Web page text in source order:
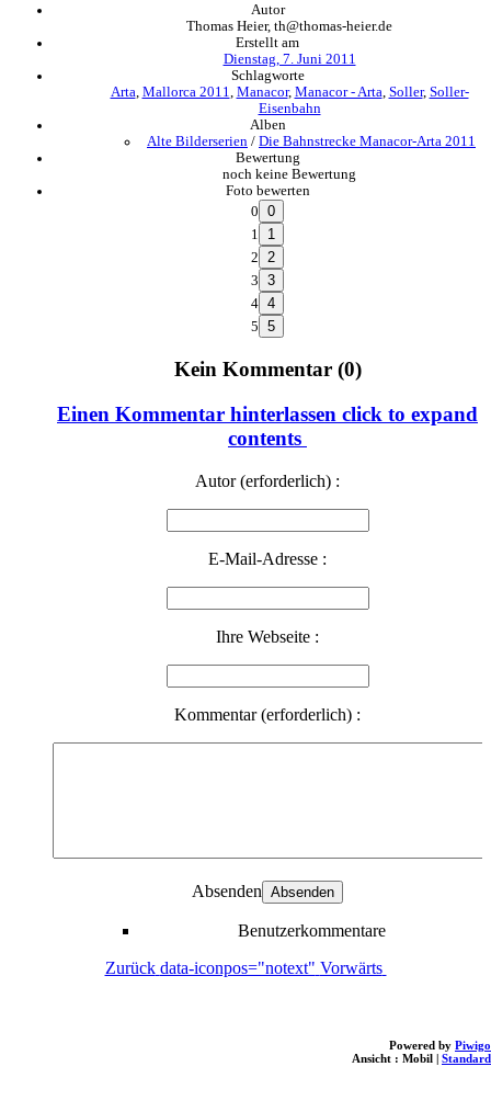
Autor
Thomas Heier, th@thomas-heier.de
Erstellt am
Dienstag, 7. Juni 2011
Schlagworte
Arta Mallorca 2011 Manacor, Manacor - Arta Soller, Soller-
Eisenbahn
Alben
Alte Bilderserien / Die Bahnstrecke Manacor-Arta 2011
Bewertung
noch keine Bewertung
Foto bewerten
0
1
2
3
4
5
Kein Kommentar (0)
Einen Kommentar hinterlassen click to expand
contents
Autor (erforderlich) :
E-Mail-Adresse :
Ihre Webseite :
Kommentar (erforderlich) :
Absenden
Benutzerkommentare
Zurück data-iconpos="notext" Vorwärts
Powered by Piwigo
Ansicht : Mobil | Standard